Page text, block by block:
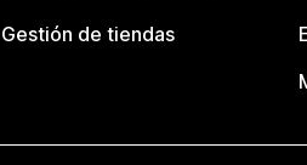
Gestión de tiendas